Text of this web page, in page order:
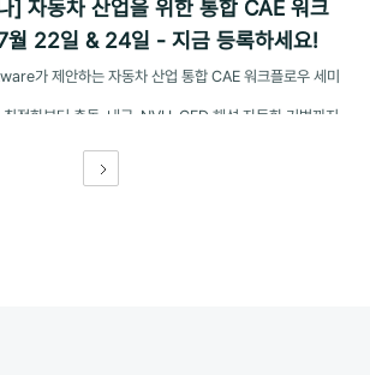
] 자동차 산업을 위한 통합 CAE 워크
월 22일 & 24일 - 지금 등록하세요!
가 제안하는 자동차 산업 통합 CAE 워크플로우 세미
적화부터 충돌, 내구, NVH, CFD 해석 자동화 기법까지